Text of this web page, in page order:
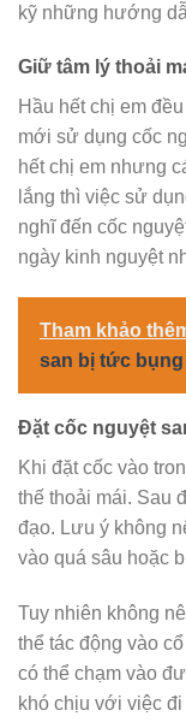
kỹ những hướng
Giữ tâm lý thoải
Hầu hết chị em
mới sử dụng cốc
hết chị em nhưng
lắng thì việc sử
nghĩ đến cốc
ngày kinh nguyệt
Tham khảo
san bị tức
Đặt cốc nguyệt
Khi đặt cốc vào
thế thoải mái. Sau
đạo. Lưu ý không
vào quá sâu hoặc
Tuy nhiên không
thể tác động vào
có thể chạm vào
khó chịu với việc